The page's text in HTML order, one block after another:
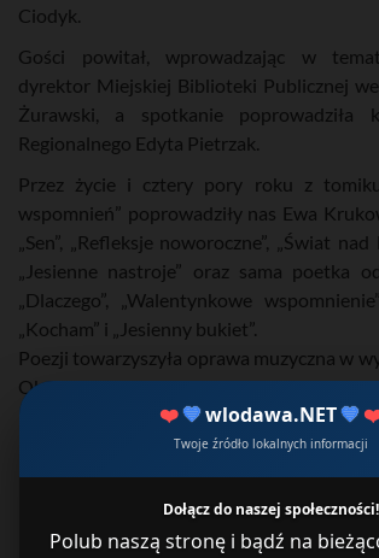
❤️ 💙wlodawa.NET 💙
Twoje źródło lokalnych informacji
Dołącz do naszej społeczności!
Polub naszą stronę i bądź na
Ciodyk.
Gości powitał, wprowadzając w
dyrektor Miejskiej Biblioteki Publicznej we
Żurawski, a spotkanie poprowadziła
Regionalnego Edyta Pietrzak.
Przez życie i cztery pory roku z
wspomnień” poprowadziły nas Ewa
„Sen”, „Refleksje noworoczne”, „Świat nad
„Jesienne nastroje” oraz sama poetka
„Dlaczego”, „Walentynkowe
„Kocham” i „Jesienny bukiet”.
Poezji towarzyszyła oprawa muzyczna w
Obuchowskiego.